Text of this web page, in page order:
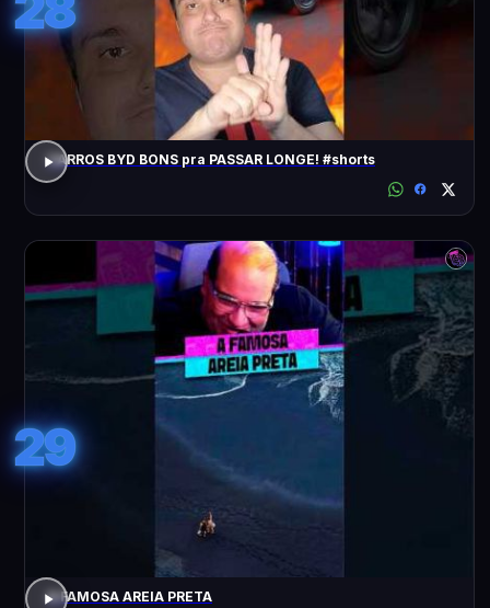
CARROS BYD BONS pra PASSAR LONGE! #shorts
29
A FAMOSA AREIA PRETA